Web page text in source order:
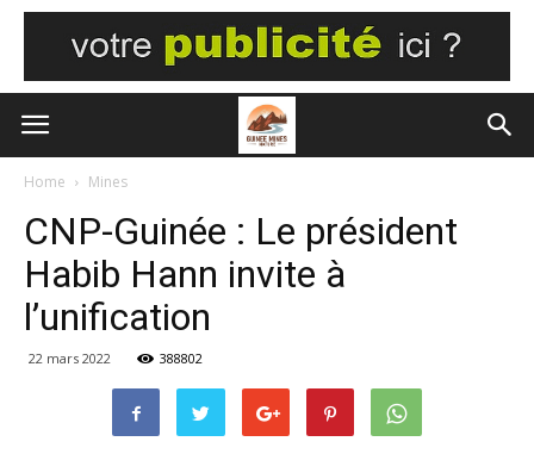
Home Mines
CNP-Guinée : Le président
Habib Hann invite à
l’unification
22 mars 2022 388802